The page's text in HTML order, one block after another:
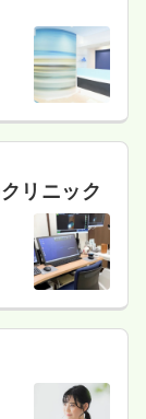
見る
一般病院
一時募集休止
見る
リニック